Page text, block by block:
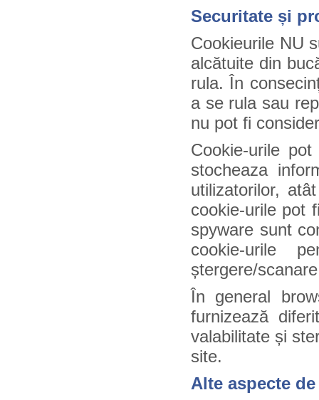
Securitate și
Cookieurile NU
alcătuite din
rula. În
a se rula sau
nu pot fi
Cookie-urile
stocheaza
utilizatorilor,
cookie-urile pot
spyware sunt
cookie-urile
ștergere/
În general
furnizează
valabilitate și
site.
Alte aspecte